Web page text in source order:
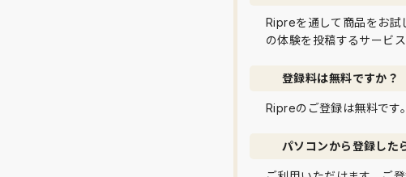
Ripreを通して商品をお試
の体験を投稿するサービ
登録料は無料ですか？
Ripreのご登録は無料です。
パソコンから登録した